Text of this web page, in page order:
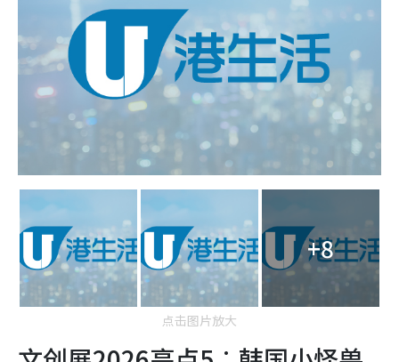
+8
点击图片放大